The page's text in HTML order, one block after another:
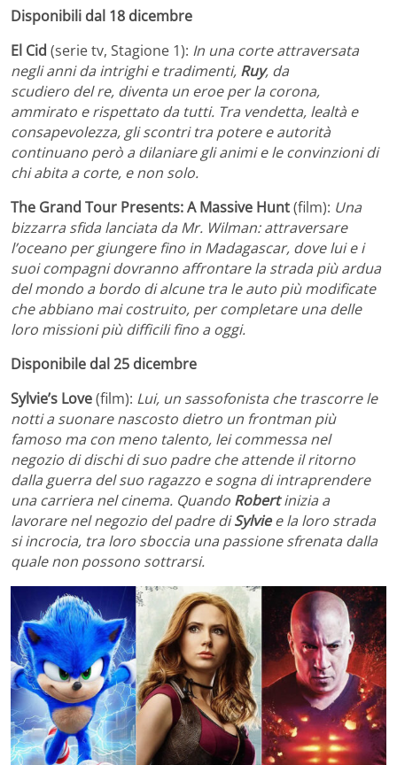
Disponibili dal 18 dicembre
El Cid (serie tv, Stagione 1): In una corte attraversata
negli anni da intrighi e tradimenti, Ruy, da
scudiero del re, diventa un eroe per la corona,
ammirato e rispettato da tutti. Tra vendetta, lealtà e
consapevolezza, gli scontri tra potere e autorità
continuano però a dilaniare gli animi e le convinzioni di
chi abita a corte, e non solo.
The Grand Tour Presents: A Massive Hunt(film): Una
bizzarra sfida lanciata da Mr. Wilman: attraversare
l’oceano per giungere fino in Madagascar, dove lui e i
suoi compagni dovranno affrontare la strada più ardua
del mondo a bordo di alcune tra le auto più modificate
che abbiano mai costruito, per completare una delle
loro missioni più difficili fino a oggi.
Disponibile dal 25 dicembre
Sylvie’s Love(film): Lui, un sassofonista che trascorre le
notti a suonare nascosto dietro un frontman più
famoso ma con meno talento, lei commessa nel
negozio di dischi di suo padre che attende il ritorno
dalla guerra del suo ragazzo e sogna di intraprendere
una carriera nel cinema. Quando Robertinizia a
lavorare nel negozio del padre diSylviee la loro strada
si incrocia, tra loro sboccia una passione sfrenata dalla
quale non possono sottrarsi.